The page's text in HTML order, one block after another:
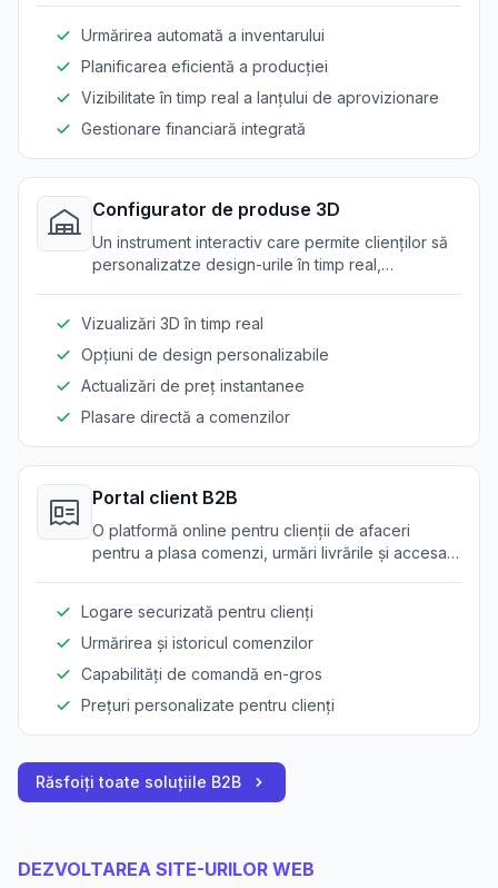
Urmărirea automată a inventarului
Planificarea eficientă a producției
Vizibilitate în timp real a lanțului de aprovizionare
Gestionare financiară integrată
Configurator de produse 3D
Un instrument interactiv care permite clienților să
personalizatze design-urile în timp real,
Vizualizări 3D în timp real
Opțiuni de design personalizabile
Actualizări de preț instantanee
Plasare directă a comenzilor
Portal client B2B
O platformă online pentru clienții de afaceri
pentru a plasa comenzi, urmări livrările și accesa
Logare securizată pentru clienți
Urmărirea și istoricul comenzilor
Capabilități de comandă en-gros
Prețuri personalizate pentru clienți
Răsfoiți toate soluțiile B2B
DEZVOLTAREA SITE-URILOR WEB